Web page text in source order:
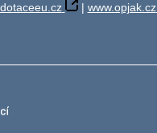
| www.opjak.cz